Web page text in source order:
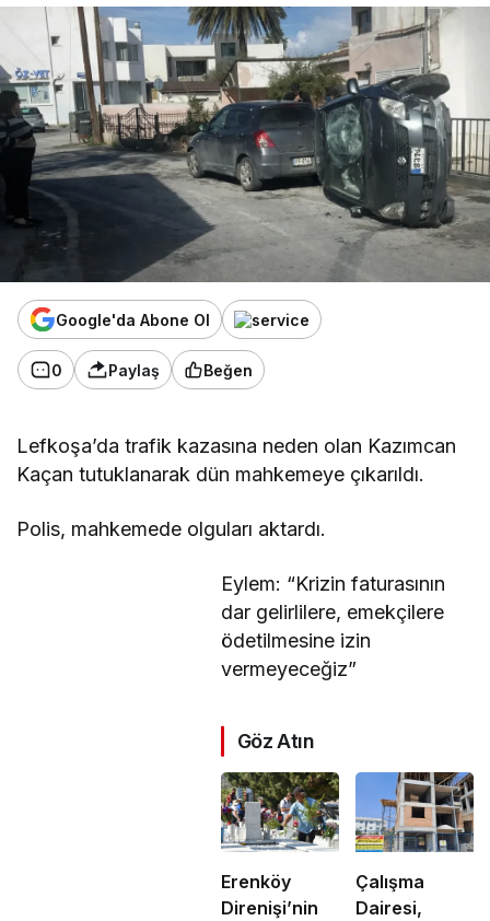
Google'da Abone Ol
0 Paylaş Beğen
Lefkoşa’da trafik kazasına neden olan Kazımcan
Kaçan tutuklanarak dün mahkemeye çıkarıldı.
Polis, mahkemede olguları aktardı.
Eylem: “Krizin faturasının
dar gelirlilere, emekçilere
ödetilmesine izin
vermeyeceğiz”
Göz Atın
Erenköy
Direnişi’nin
Çalışma
Dairesi,